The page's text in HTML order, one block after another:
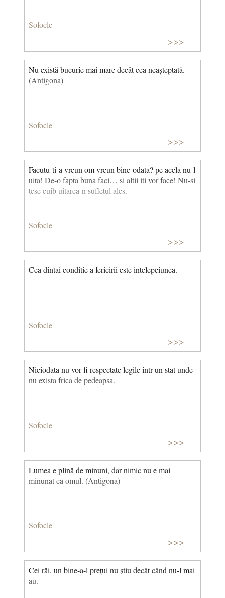
Sofocle
>>>
Nu există bucurie mai mare decât cea neașteptată.
(Antigona)
Sofocle
>>>
Facutu-ti-a vreun om vreun bine-odata? pe acela nu-l
uita! De-o fapta buna faci… si altii iti vor face! Nu-si
tese cuib uitarea-n sufletul ales.
Sofocle
>>>
Cea dintai conditie a fericirii este intelepciunea.
Sofocle
>>>
Niciodata nu vor fi respectate legile intr-un stat unde
nu exista frica de pedeapsa.
Sofocle
>>>
Lumea e plină de minuni, dar nimic nu e mai
minunat ca omul. (Antigona)
Sofocle
>>>
Cei răi, un bine-a-l prețui nu știu decât când nu-l mai
au.